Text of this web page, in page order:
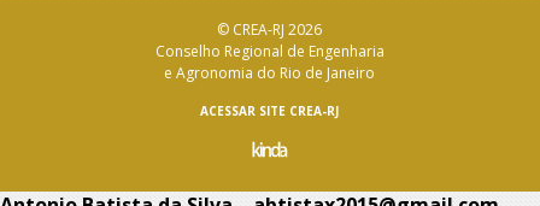
© CREA-RJ 2026
Conselho Regional de Engenharia
e Agronomia do Rio de Janeiro
ACESSAR SITE CREA-RJ